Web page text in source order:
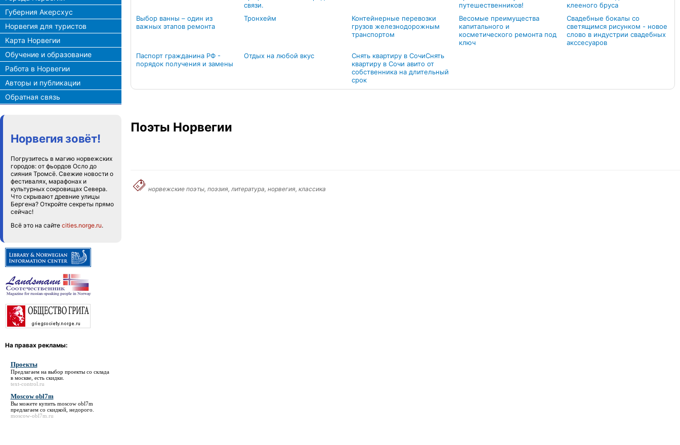
Губерния Акерсхус
Норвегия для туристов
Карта Норвегии
Обучение и образование
Работа в Норвегии
Авторы и публикации
Обратная связь
Норвегия зовёт!
Погрузитесь в магию норвежских
городов: от фьордов Осло до
сияния Тромсё. Свежие новости о
фестивалях, марафонах и
культурных сокровищах Севера.
Что скрывают древние улицы
Бергена? Откройте секреты прямо
сейчас!
Всё это на сайте cities.norge.ru.
На правах рекламы:
Проекты
Предлагаем на выбор проектысо склада
в москве, есть скидки.
text-control.ru
Moscow obl7m
Вы можете купить moscow obl7m
предлагаем со скидкой, недорого.
moscow-obl7m.ru
связи.
путешественников!
клееного бруса
Выбор ванны – один из
важных этапов ремонта
Тронхейм
Контейнерные перевозки
грузов железнодорожным
транспортом
Весомые преимущества
капитального и
косметического ремонта под
ключ
Свадебные бокалы со
светящимся рисунком - новое
слово в индустрии свадебных
акссесуаров
Паспорт гражданина РФ -
порядок получения и замены
Отдых на любой вкус
Снять квартиру в СочиСнять
квартиру в Сочи авито от
собственника на длительный
срок
Поэты Норвегии
норвежские поэты, поэзия, литература, норвегия, классика